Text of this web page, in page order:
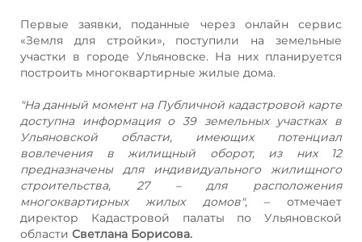
Первые заявки, поданные через онлайн сервис
«Земля для стройки», поступили на земельные
участки в городе Ульяновске. На них планируется
построить многоквартирные жилые дома.
"На данный момент на Публичной кадастровой карте
доступна информация о 39 земельных участках в
Ульяновской области, имеющих потенциал
вовлечения в жилищный оборот, из них 12
предназначены для индивидуального жилищного
строительства, 27 – для расположения
многоквартирных жилых домов", – отмечает
директор Кадастровой палаты по Ульяновской
области Светлана Борисова.